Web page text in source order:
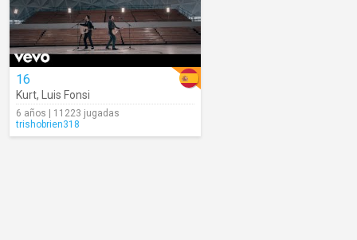
16
Kurt, Luis Fonsi
6 años | 11223 jugadas
trishobrien318